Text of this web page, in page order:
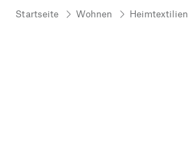
Startseite Wohnen Heimtextilien